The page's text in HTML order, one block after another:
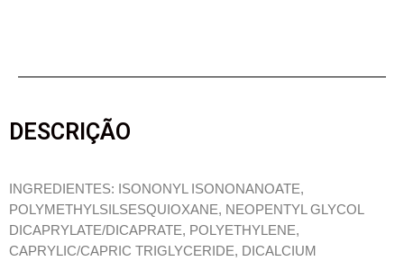
DESCRIÇÃO
INGREDIENTES: ISONONYL ISONONANOATE,
POLYMETHYLSILSESQUIOXANE, NEOPENTYL GLYCOL
DICAPRYLATE/DICAPRATE, POLYETHYLENE,
CAPRYLIC/CAPRIC TRIGLYCERIDE, DICALCIUM